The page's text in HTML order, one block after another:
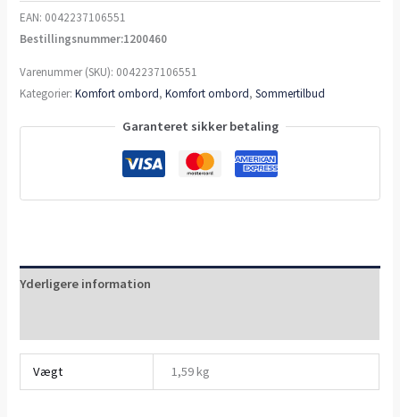
EAN: 0042237106551
Bestillingsnummer:1200460
Varenummer (SKU): 0042237106551
Kategorier:Komfort ombord,Komfort ombord,Sommertilbud
Garanteret sikker betaling
Yderligere information
Vægt 1,59 kg